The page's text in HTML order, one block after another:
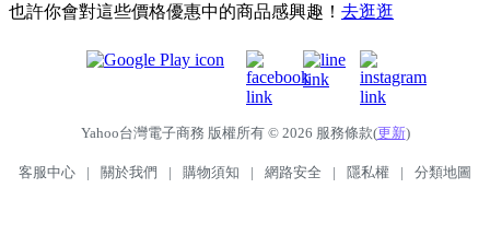
也許你會對這些價格優惠中的商品感興趣！ 去逛逛
Yahoo台灣電子商務 版權所有 © 2026 服務條款(更新)
客服中心 | 關於我們 | 購物須知 | 網路安全 | 隱私權 | 分類地圖